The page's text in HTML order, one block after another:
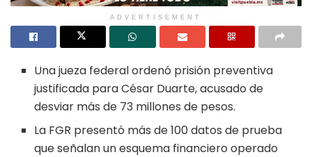
ADVERTISEMENT
Una jueza federal ordenó prisión preventiva
justificada para César Duarte, acusado de
desviar más de 73 millones de pesos.
La FGR presentó más de 100 datos de prueba
que señalan un esquema financiero operado